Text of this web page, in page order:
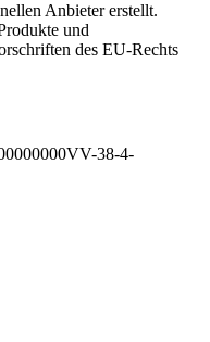
Anbieter erstellt.
und
des EU-Rechts
38-4-